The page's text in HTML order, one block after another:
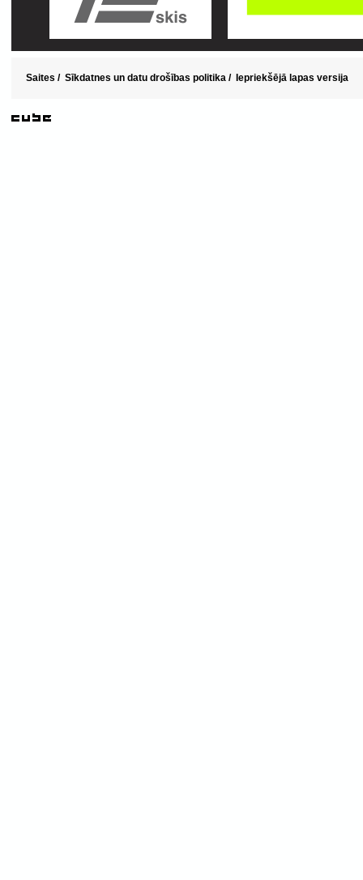
Saites / Sīkdatnes un datu drošības politika / Iepriekšējā lapas versija